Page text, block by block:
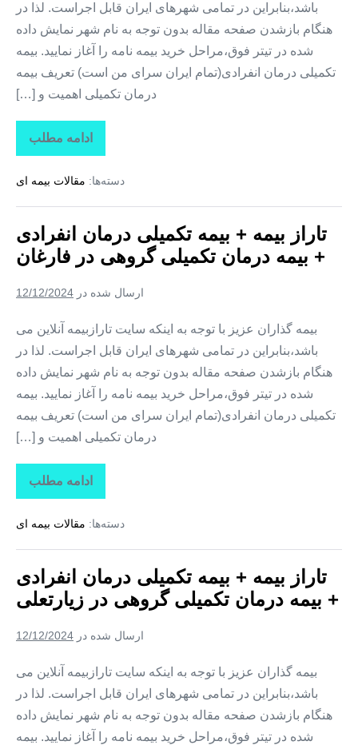
باشد،بنابراین در تمامی شهرهای ایران قابل اجراست. لذا در
هنگام بازشدن صفحه مقاله بدون توجه به نام شهر نمایش داده
شده در تیتر فوق،مراحل خرید بیمه نامه را آغاز نمایید. بیمه
تکمیلی درمان انفرادی(تمام ایران سرای من است) تعریف بیمه
درمان تکمیلی اهمیت و […]
ادامه مطلب
تاراز
بیمه
بیمه
درمان
+
بیمه
درمان
تکمیلی
در
دسته‌ها: مقالات بیمه ای
تاراز بیمه + بیمه تکمیلی درمان انفرادی
+ بیمه درمان تکمیلی گروهی در فارغان
ارسال شده در 12/12/2024
بیمه گذاران عزیز با توجه به اینکه سایت تارازبیمه آنلاین می
باشد،بنابراین در تمامی شهرهای ایران قابل اجراست. لذا در
هنگام بازشدن صفحه مقاله بدون توجه به نام شهر نمایش داده
شده در تیتر فوق،مراحل خرید بیمه نامه را آغاز نمایید. بیمه
تکمیلی درمان انفرادی(تمام ایران سرای من است) تعریف بیمه
درمان تکمیلی اهمیت و […]
ادامه مطلب
تاراز
بیمه
بیمه
درمان
+
بیمه
درمان
تکمیلی
در
دسته‌ها: مقالات بیمه ای
تاراز بیمه + بیمه تکمیلی درمان انفرادی
+ بیمه درمان تکمیلی گروهی در زیارتعلی
ارسال شده در 12/12/2024
بیمه گذاران عزیز با توجه به اینکه سایت تارازبیمه آنلاین می
باشد،بنابراین در تمامی شهرهای ایران قابل اجراست. لذا در
هنگام بازشدن صفحه مقاله بدون توجه به نام شهر نمایش داده
شده در تیتر فوق،مراحل خرید بیمه نامه را آغاز نمایید. بیمه